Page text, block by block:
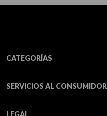
CATEGORÍAS
SERVICIOS AL CONSUMIDOR
LEGAL